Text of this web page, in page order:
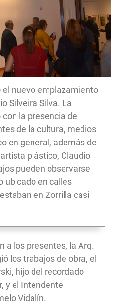
el nuevo emplazamiento
Silveira Silva. La
la presencia de
de la cultura, medios
en general, además de
plástico, Claudio
pueden observarse
ubicado en calles
en Zorrilla casi
a los presentes, la Arq.
los trabajos de obra, el
hijo del recordado
y el Intendente
Vidalín.